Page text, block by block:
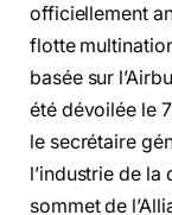
officiellement
flotte
basée sur
été dévoilée le
le secrétaire
l’industrie de la
sommet de